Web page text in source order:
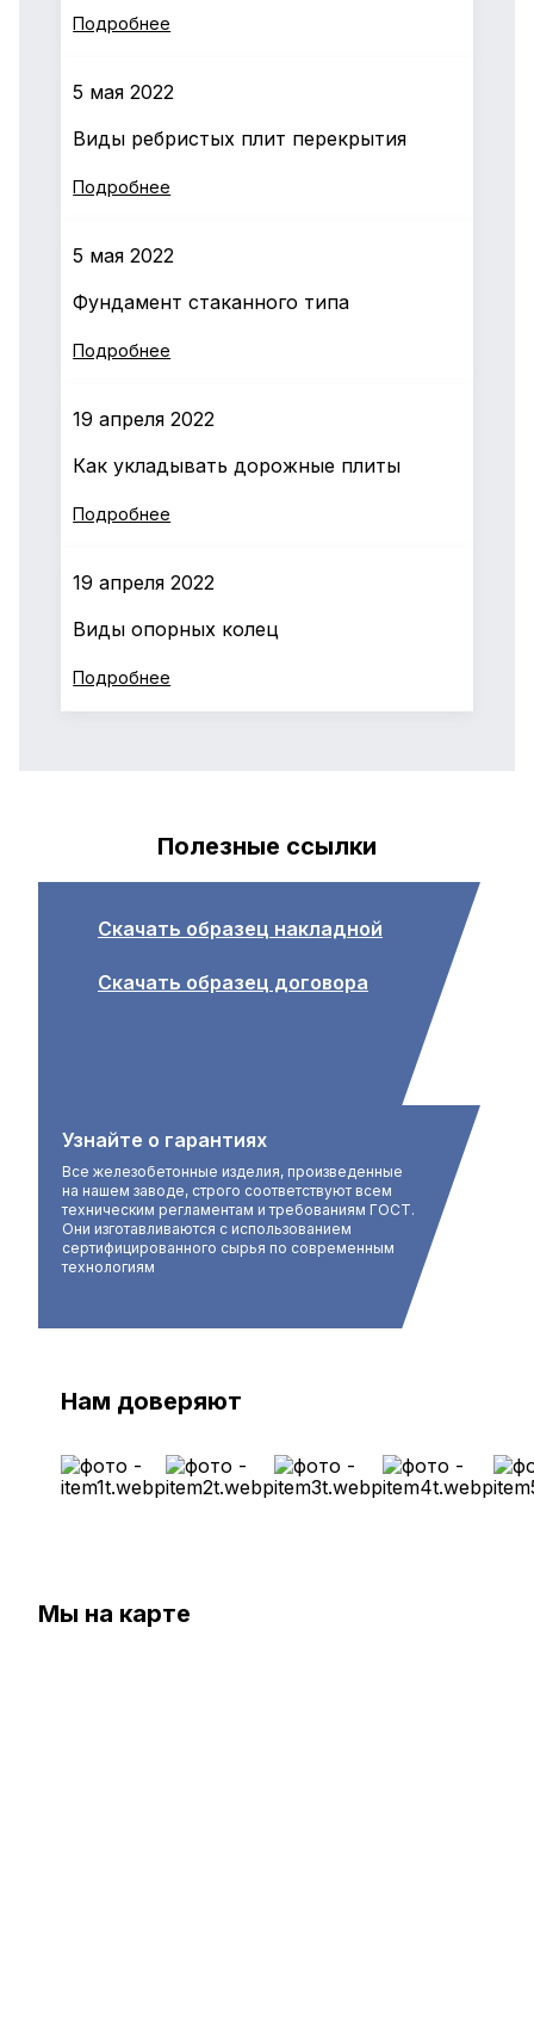
Подробнее
5 мая 2022
Виды ребристых плит перекрытия
Подробнее
5 мая 2022
Фундамент стаканного типа
Подробнее
19 апреля 2022
Как укладывать дорожные плиты
Подробнее
19 апреля 2022
Виды опорных колец
Подробнее
Полезные ссылки
Скачать образец накладной
Скачать образец договора
Узнайте о гарантиях
Все железобетонные изделия, произведенные
на нашем заводе, строго соответствуют всем
техническим регламентам и требованиям ГОСТ.
Они изготавливаются с использованием
сертифицированного сырья по современным
технологиям
Нам доверяют
Мы на карте